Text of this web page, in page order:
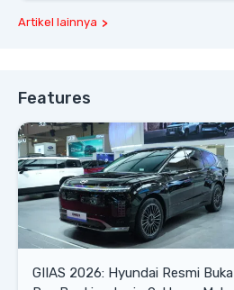
Artikel lainnya
Features
GIIAS 2026: Hyundai Resmi Buka